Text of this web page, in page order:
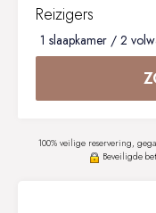
Reizigers
1 slaapkamer / 2
100% veilige reservering,
Beveiligde